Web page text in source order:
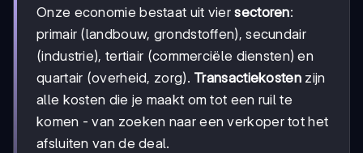
Onze economie bestaat uit viersectoren:
primair (landbouw, grondstoffen), secundair
(industrie), tertiair (commerciële diensten) en
quartair (overheid, zorg). Transactiekostenzijn
alle kosten die je maakt om tot een ruil te
komen - van zoeken naar een verkoper tot het
afsluiten van de deal.